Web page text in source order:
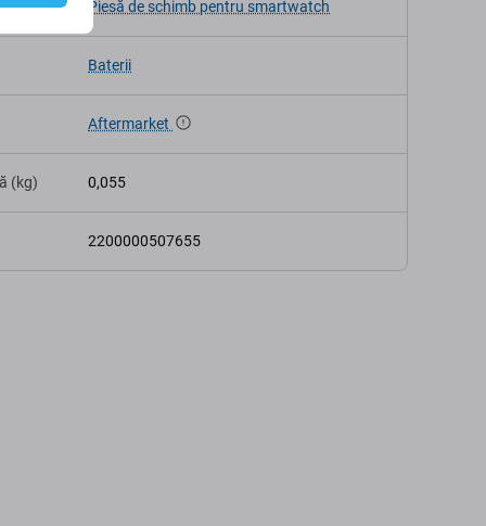
Piesă de schimb pentru smartwatch
Baterii
Aftermarket
(kg) 0,055
2200000507655